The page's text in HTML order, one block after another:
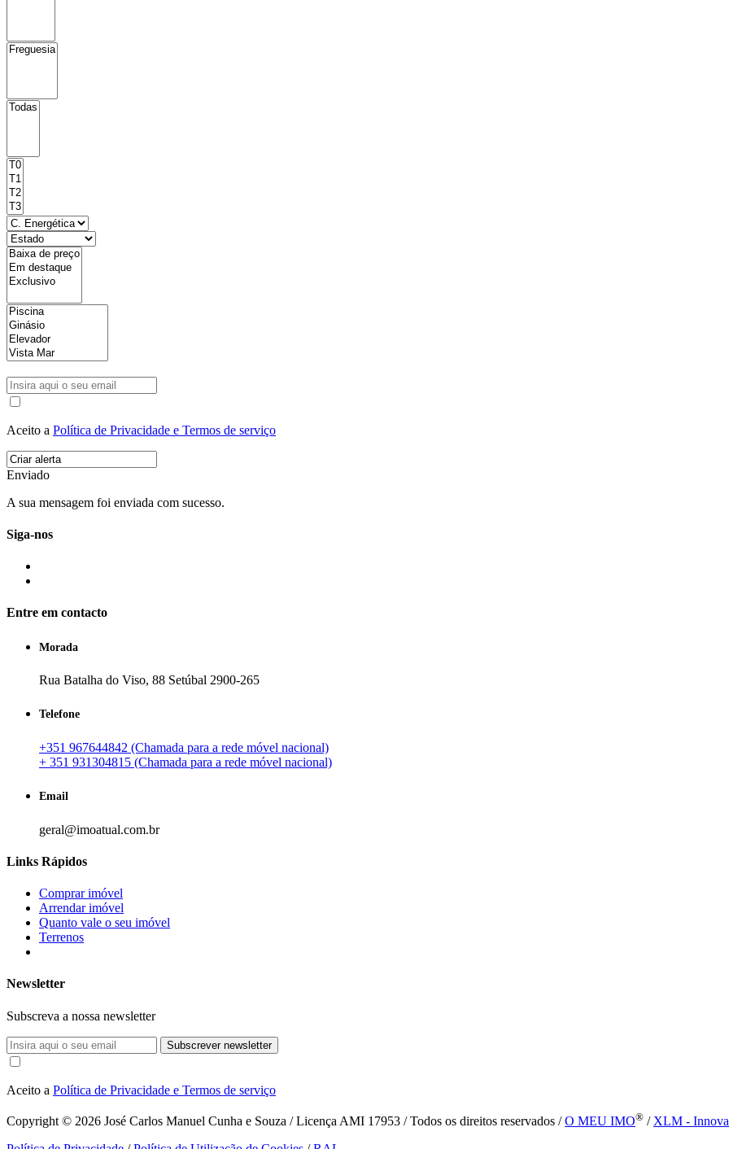
Aceito a Política de Privacidade e Termos de serviço
Enviado
A sua mensagem foi enviada com sucesso.
Siga-nos
Entre em contacto
Morada
Rua Batalha do Viso, 88 Setúbal 2900-265
Telefone
+351 967644842 (Chamada para a rede móvel nacional)
+ 351 931304815 (Chamada para a rede móvel nacional)
Email
geral@imoatual.com.br
Links Rápidos
Comprar imóvel
Arrendar imóvel
Quanto vale o seu imóvel
Terrenos
Newsletter
Subscreva a nossa newsletter
Subscrever newsletter
Aceito a Política de Privacidade e Termos de serviço
Copyright © 2026 José Carlos Manuel Cunha e Souza / Licença AMI 17953 / Todos os direitos reservados /O MEU IMO® / XLM -